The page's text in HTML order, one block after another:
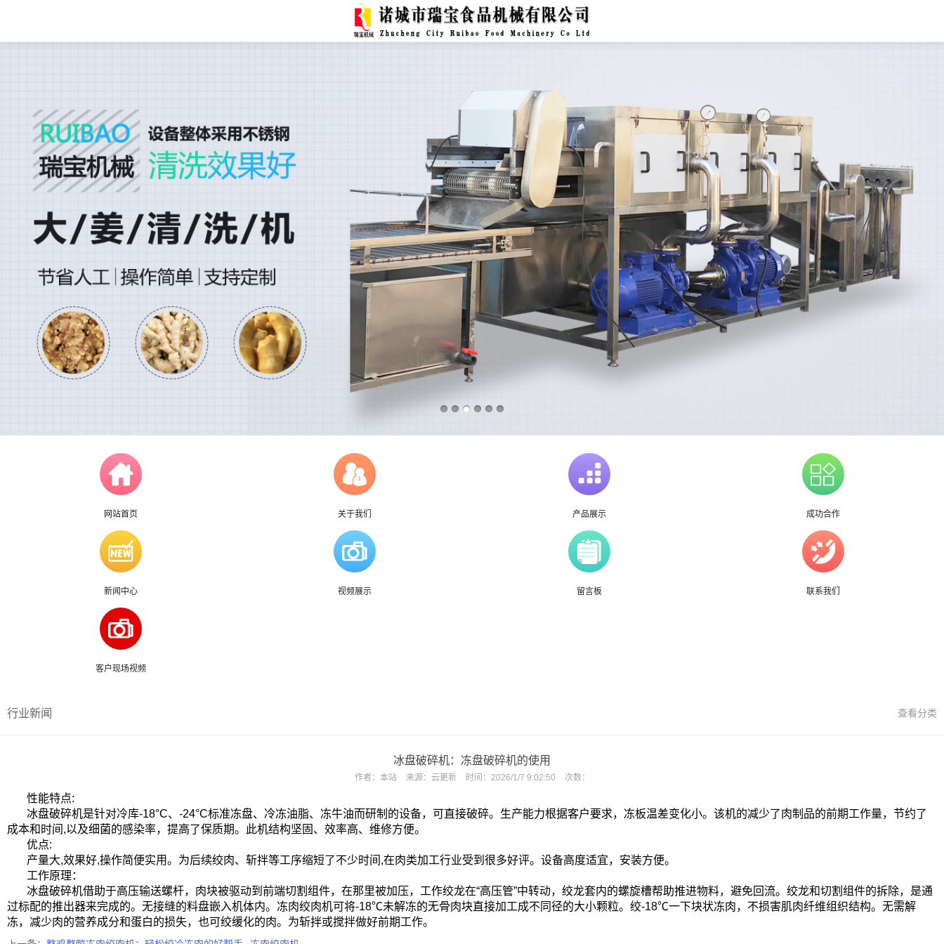
网站首页 关于我们 产品展示 成功合作
新闻中心 视频展示 留言板 联系我们
客户现场视频
行业新闻 查看分类
冰盘破碎机：冻盘破碎机的使用
作者： 本站 来源： 云更新 时间： 2026/1/7 9:02:50 次数：
性能特点:
冰盘破碎机是针对冷库-18°C、-24°C标准冻盘、冷冻油脂、冻牛油而研制的设备，可直接破碎。生产能力根据客户要求，冻板温差变化小。该机的减少了肉制品的前期工作量，节约了
成本和时间,以及细菌的感染率，提高了保质期。此机结构坚固、效率高、维修方便。
优点:
产量大,效果好,操作简便实用。为后续绞肉、斩拌等工序缩短了不少时间,在肉类加工行业受到很多好评。设备高度适宜，安装方便。
工作原理：
冰盘破碎机借助于高压输送螺杆，肉块被驱动到前端切割组件，在那里被加压，工作绞龙在“高压管”中转动，绞龙套内的螺旋槽帮助推进物料，避免回流。绞龙和切割组件的拆除，是通
过标配的推出器来完成的。无接缝的料盘嵌入机体内。冻肉绞肉机可将-18℃未解冻的无骨肉块直接加工成不同径的大小颗粒。绞-18℃一下块状冻肉，不损害肌肉纤维组织结构。无需解
冻，减少肉的营养成分和蛋白的损失，也可绞缓化的肉。为斩拌或搅拌做好前期工作。